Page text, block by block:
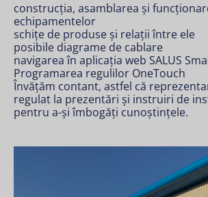
construcția, asamblarea și
echipamentelor
schițe de produse și relații între ele
posibile diagrame de cablare
navigarea în aplicația web SALUS
Programarea regulilor OneTouch
Învățăm contant, astfel că
regulat la prezentări și instruiri de
pentru a-și îmbogăți cunoștințele.